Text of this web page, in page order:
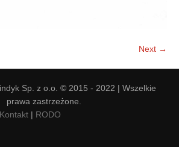
Next →
Sp. z o.o. © 2015 - 2022 | Wszelkie
prawa zastrzeżone.
Kontakt | RODO